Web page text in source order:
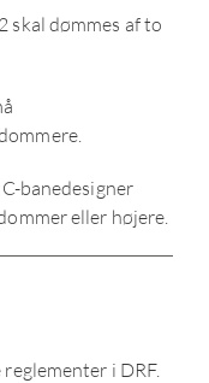
skal dømmes af to
banedesigner
eller højere.
i DRF.